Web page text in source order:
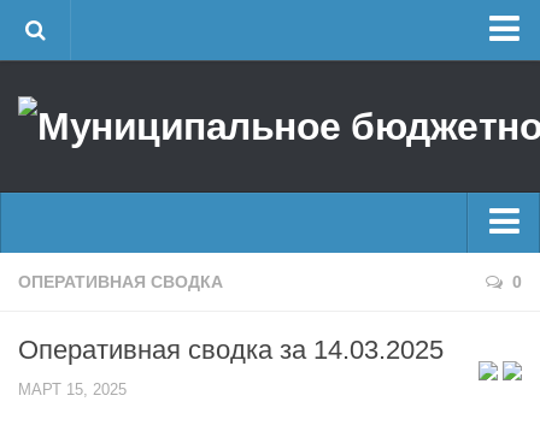
Об учреждении
Районные УГЗ
Поисково-спасательный отряд г. Уфы
Центр размещения пострадавших
Главные новости
Оперативная сводка
ОПЕРАТИВНАЯ СВОДКА 0
Оперативная сводка за 14.03.2025
МАРТ 15, 2025